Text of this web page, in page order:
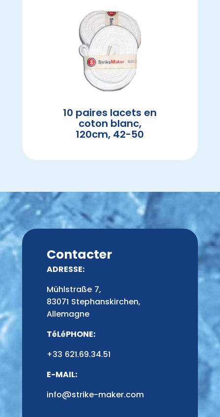
10 paires lacets en
coton blanc,
120cm, 42-50
Contacter
ADRESSE:
Mühlstraße 7,
83071 Stephanskirchen,
Allemagne
TéLéPHONE:
+33 621.69.34.51
E-MAIL:
info@strike-maker.com